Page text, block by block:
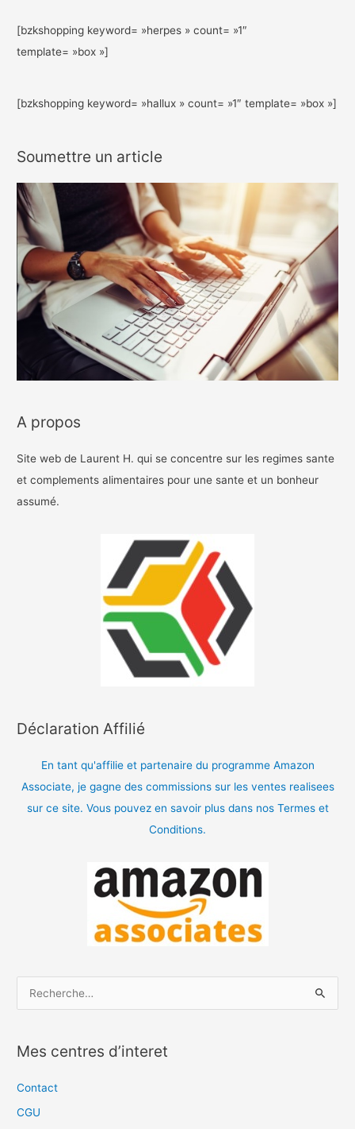
[bzkshopping keyword= »herpes » count= »1″
template= »box »]
[bzkshopping keyword= »hallux » count= »1″ template= »box »]
Soumettre un article
A propos
Site web de Laurent H. qui se concentre sur les regimes sante
et complements alimentaires pour une sante et un bonheur
assumé.
Déclaration Affilié
En tant qu'affilie et partenaire du programme Amazon
Associate, je gagne des commissions sur les ventes realisees
sur ce site. Vous pouvez en savoir plus dans nos Termes et
Conditions.
h
e
Mes centres d’interet
Contact
CGU